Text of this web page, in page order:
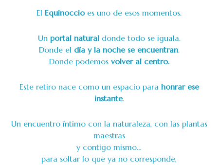
El Equinoccioes uno de esos momentos.
Unportal naturaldonde todo se iguala.
Donde el día y la noche se encuentran.
Donde podemos volver al centro.
Este retiro nace como un espacio para honrar ese
instante.
Un encuentro íntimo con la naturaleza, con las plantas
maestras
y contigo mismo…
para soltar lo que ya no corresponde,